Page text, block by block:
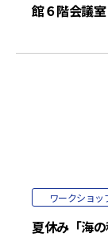
館６階会議室
ワークショッ
夏休み「海